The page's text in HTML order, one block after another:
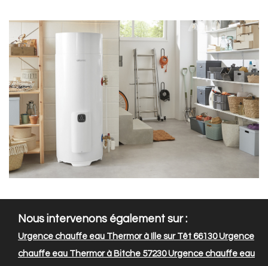
Nous intervenons également sur :
Urgence chauffe eau Thermor à Ille sur Têt 66130Urgence
chauffe eau Thermor à Bitche 57230Urgence chauffe eau